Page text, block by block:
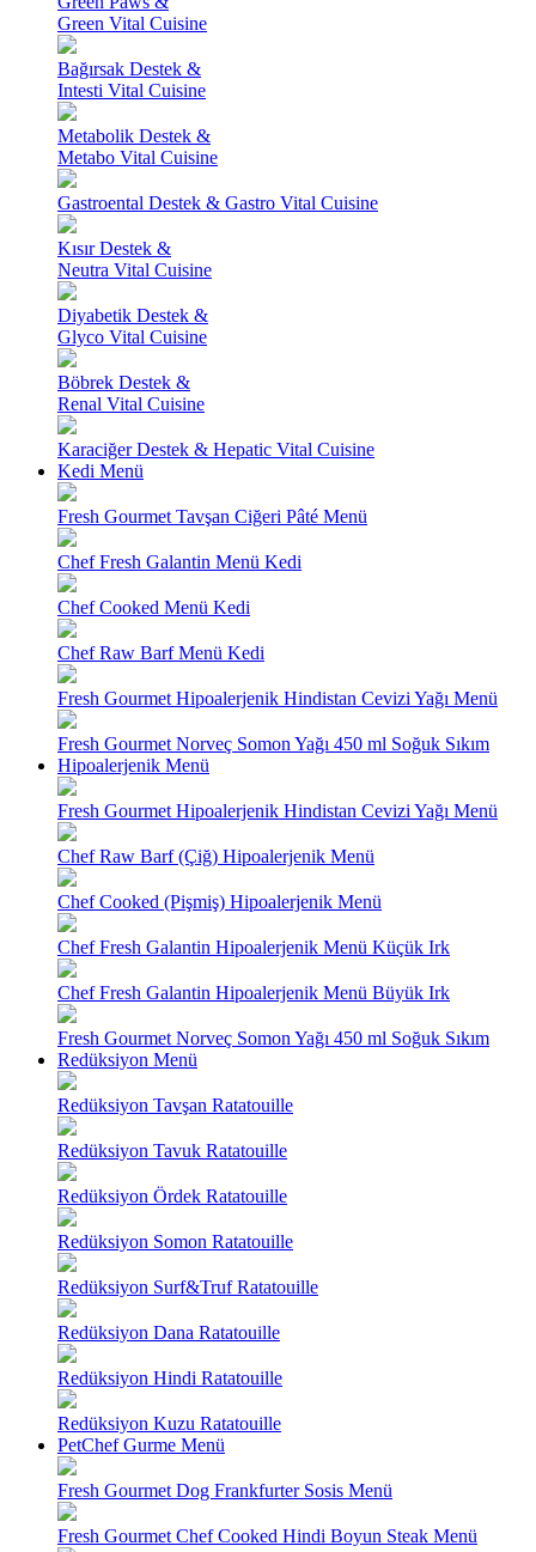
Green Vital Cuisine
Bağırsak Destek &
Intesti Vital Cuisine
Metabolik Destek &
Metabo Vital Cuisine
Gastroental Destek & Gastro Vital Cuisine
Kısır Destek &
Neutra Vital Cuisine
Diyabetik Destek &
Glyco Vital Cuisine
Böbrek Destek &
Renal Vital Cuisine
Karaciğer Destek & Hepatic Vital Cuisine
Kedi Menü
Fresh Gourmet Tavşan Ciğeri Pâté Menü
Chef Fresh Galantin Menü Kedi
Chef Cooked Menü Kedi
Chef Raw Barf Menü Kedi
Fresh Gourmet Hipoalerjenik Hindistan Cevizi Yağı Menü
Fresh Gourmet Norveç Somon Yağı 450 ml Soğuk Sıkım
Hipoalerjenik Menü
Fresh Gourmet Hipoalerjenik Hindistan Cevizi Yağı Menü
Chef Raw Barf (Çiğ) Hipoalerjenik Menü
Chef Cooked (Pişmiş) Hipoalerjenik Menü
Chef Fresh Galantin Hipoalerjenik Menü Küçük Irk
Chef Fresh Galantin Hipoalerjenik Menü Büyük Irk
Fresh Gourmet Norveç Somon Yağı 450 ml Soğuk Sıkım
Redüksiyon Menü
Redüksiyon Tavşan Ratatouille
Redüksiyon Tavuk Ratatouille
Redüksiyon Ördek Ratatouille
Redüksiyon Somon Ratatouille
Redüksiyon Surf&Truf Ratatouille
Redüksiyon Dana Ratatouille
Redüksiyon Hindi Ratatouille
Redüksiyon Kuzu Ratatouille
PetChef Gurme Menü
Fresh Gourmet Dog Frankfurter Sosis Menü
Fresh Gourmet Chef Cooked Hindi Boyun Steak Menü